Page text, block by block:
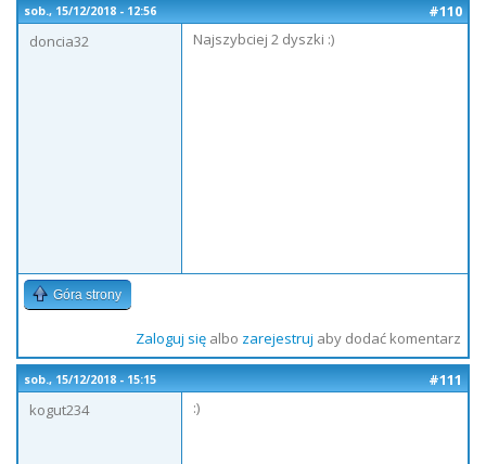
sob., 15/12/2018 - 12:56
#110
doncia32
Najszybciej 2 dyszki :)
Góra strony
Zaloguj sięalbo zarejestruj aby dodać komentarz
sob., 15/12/2018 - 15:15
#111
kogut234
:)